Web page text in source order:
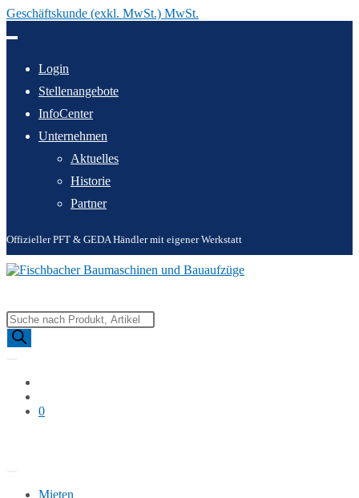
Geschäftskunde (exkl. MwSt.) MwSt.
Inhalt
Login
Stellenangebote
InfoCenter
Unternehmen
Aktuelles
Historie
Partner
Offizieller PFT & GEDA Händler mit eigener Werkstatt
Products
search
0
Mieten